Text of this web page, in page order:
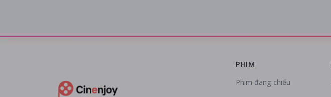
PHIM
Phim đang chiếu